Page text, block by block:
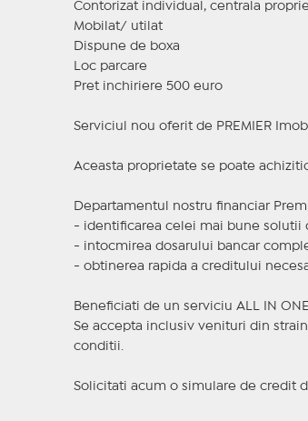
Contorizat individual, centrala proprie
Mobilat/ utilat
Dispune de boxa
Loc parcare
Pret inchiriere 500 euro
Serviciul nou oferit de PREMIER
Aceasta proprietate se poate
Departamentul nostru financiar
- identificarea celei mai bune solutii
- intocmirea dosarului bancar
- obtinerea rapida a creditului
Beneficiati de un serviciu ALL IN
Se accepta inclusiv venituri din
conditii.
Solicitati acum o simulare de credit